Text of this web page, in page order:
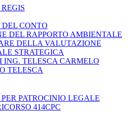
CONTO
DEL RAPPORTO AMBIENTALE
DELLA VALUTAZIONE
STRATEGICA
ING. TELESCA CARMELO
TELESCA
PATROCINIO LEGALE
414CPC